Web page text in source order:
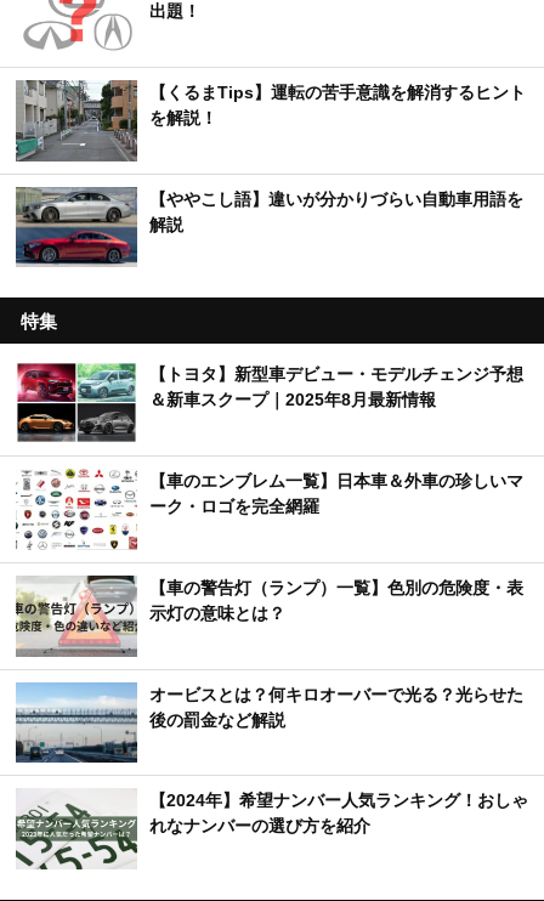
出題！
【くるまTips】運転の苦手意識を解消するヒント
を解説！
【ややこし語】違いが分かりづらい自動車用語を
解説
特集
【トヨタ】新型車デビュー・モデルチェンジ予想
＆新車スクープ｜2025年8月最新情報
【車のエンブレム一覧】日本車＆外車の珍しいマ
ーク・ロゴを完全網羅
【車の警告灯（ランプ）一覧】色別の危険度・表
示灯の意味とは？
オービスとは？何キロオーバーで光る？光らせた
後の罰金など解説
【2024年】希望ナンバー人気ランキング！おしゃ
れなナンバーの選び方を紹介